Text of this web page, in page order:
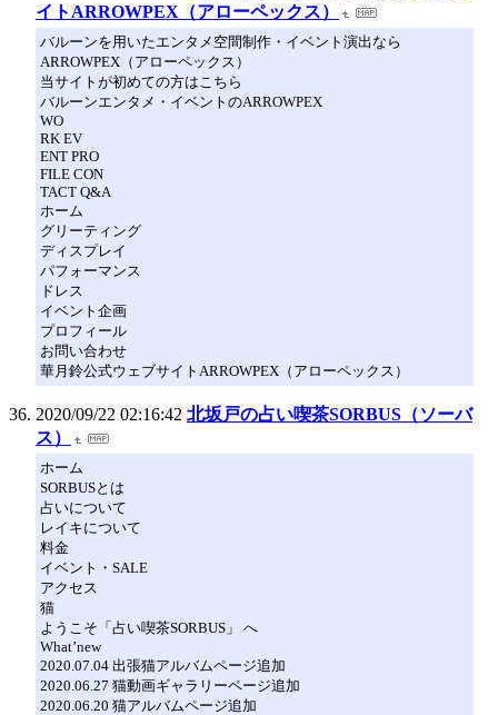
イトARROWPEX（アローペックス）
バルーンを用いたエンタメ空間制作・イベント演出なら
ARROWPEX（アローペックス）
当サイトが初めての方はこちら
バルーンエンタメ・イベントのARROWPEX
WO
RK EV
ENT PRO
FILE CON
TACT Q&A
ホーム
グリーティング
ディスプレイ
パフォーマンス
ドレス
イベント企画
プロフィール
お問い合わせ
華月鈴公式ウェブサイトARROWPEX（アローペックス）
2020/09/22 02:16:42 北坂戸の占い喫茶SORBUS（ソーバ
ス）
ホーム
SORBUSとは
占いについて
レイキについて
料金
イベント・SALE
アクセス
猫
ようこそ「占い喫茶SORBUS」 へ
What’new
2020.07.04 出張猫アルバムページ追加
2020.06.27 猫動画ギャラリーページ追加
2020.06.20 猫アルバムページ追加